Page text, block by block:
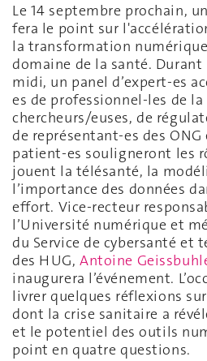
Le 14 septembre prochain, un
fera le point sur
la transformation
domaine de la santé. Durant
midi, un panel d’expert-es
es de professionnel-les de la
chercheurs/euses, de
de représentant-es des ONG
patient-es souligneront les
jouent la télésanté, la
l’importance des données
effort. Vice-recteur
l’Université numérique et
du Service de cybersanté et
des HUG,Antoine
inaugurera l’événement.
livrer quelques réflexions
dont la crise sanitaire a
et le potentiel des outils
point en quatre questions.